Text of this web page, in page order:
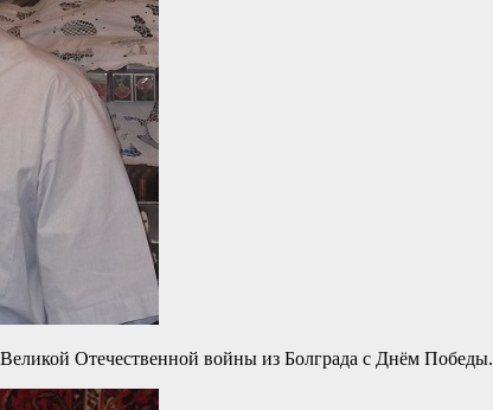
Отечественной войны из Болграда с Днём Победы.